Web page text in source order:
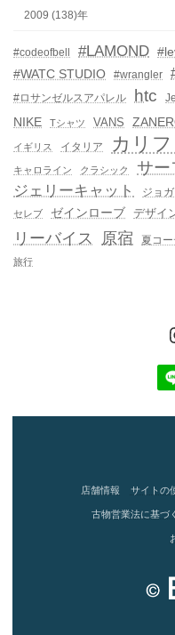
2009 (138)年
#codeofbell #LAMOND
#WATC STUDIO #wrangler
#ロサンゼルスアパレル
htc
NIKE
Tシャツ VANS
イギリス イタリア カリ
キャロライン クラシック サー
ジェリーキャット
ジョ
セレブ ゼインローブ デザイ
リーバイス 原宿 夏コ
旅行
店舗情報 サイトの
古物営業法に基づ